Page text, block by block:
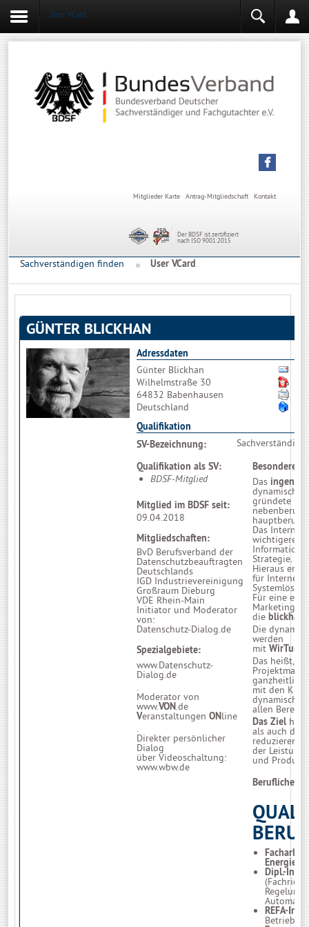
User VCard
Angemeldet bleiben
Kontakt
Antrag-Mitgliedschaft
Mitglieder Karte
Der BDSF ist zertifiziert
nach ISO 9001:2015
Sachverständigen finden User VCard
GÜNTER BLICKHAN
Adressdaten
Günter Blickhan
Wilhelmstraße 30
64832 Babenhausen
Deutschland
Qualifikation
SV-Bezeichnung:
Qualifikation als SV:
BDSF-Mitglied
Mitglied im BDSF seit:
09.04.2018
Mitgliedschaften:
BvD Berufsverband der
Datenschutzbeauftragten
Deutschlands
IGD Industrievereinigung
Großraum Dieburg
VDE Rhein-Main
Initiator und Moderator
von:
Datenschutz-Dialog.de
Spezialgebiete:
www.Datenschutz-
Dialog.de
.
Moderator von
www.VON.de
Veranstaltungen ONline
.
Direkter persönlicher
Dialog
über Videoschaltung:
www.wbw.de
Besondere
Das
dynamische
gründete ich
Das Internet
wichtigere
Strategie.
Hieraus
für Internet-,
Für eine
die blickhan
Die
werden
mit WirTunS
Das heißt,
mit den
allen
Das Ziel
als auch die
reduzieren,
der
und
Berufliche
Dipl.-Ing.
REFA-Ing.